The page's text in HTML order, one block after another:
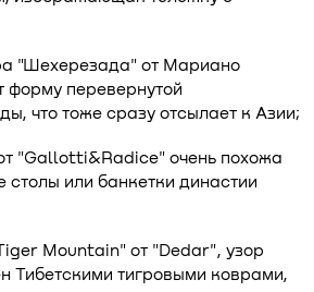
"Шехерезада" от Мариано
форму перевернутой
что тоже сразу отсылает к Азии;
"Gallotti&Radice" очень похожа
столы или банкетки династии
Mountain" от "Dedar", узор
Тибетскими тигровыми коврами,